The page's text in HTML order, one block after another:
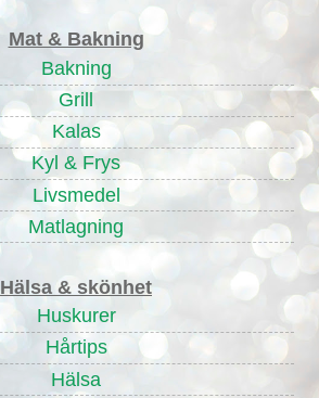
Mat & Bakning
Bakning
Grill
Kalas
Kyl & Frys
Livsmedel
Matlagning
Hälsa & skönhet
Huskurer
Hårtips
Hälsa